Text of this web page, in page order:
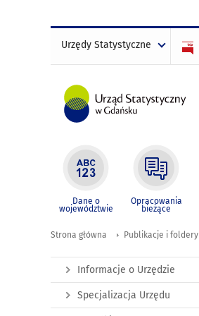
Urzędy Statystyczne
Dane o
województwie
Opracowania
bieżące
Strona główna Publikacje i foldery
Informacje o Urzędzie
Specjalizacja Urzędu